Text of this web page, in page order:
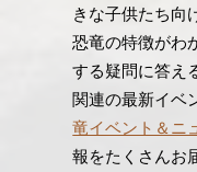
きな子供たち向
恐竜の特徴がわ
する疑問に答え
関連の最新イベ
竜イベント＆ニ
報をたくさんお